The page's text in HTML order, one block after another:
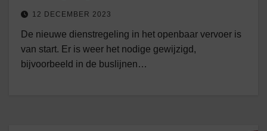
12 DECEMBER 2023
De nieuwe dienstregeling in het openbaar vervoer is
van start. Er is weer het nodige gewijzigd,
bijvoorbeeld in de buslijnen…